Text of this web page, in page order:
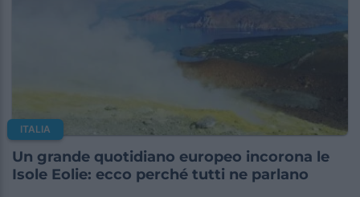
ITALIA
Un grande quotidiano europeo incorona le
Isole Eolie: ecco perché tutti ne parlano